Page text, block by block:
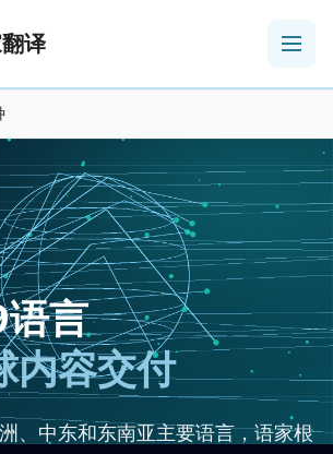
译
言
内容交付
、中东和东南亚主要语言，语家根